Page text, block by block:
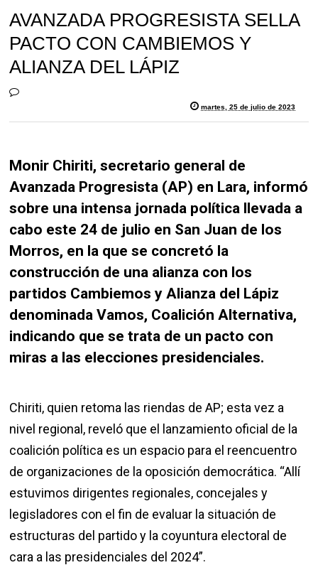
AVANZADA PROGRESISTA SELLA
PACTO CON CAMBIEMOS Y
ALIANZA DEL LÁPIZ
martes, 25 de julio de 2023
Monir Chiriti, secretario general de
Avanzada Progresista (AP) en Lara, informó
sobre una intensa jornada política llevada a
cabo este 24 de julio en San Juan de los
Morros, en la que se concretó la
construcción de una alianza con los
partidos Cambiemos y Alianza del Lápiz
denominada Vamos, Coalición Alternativa,
indicando que se trata de un pacto con
miras a las elecciones presidenciales.
Chiriti, quien retoma las riendas de AP; esta vez a
nivel regional, reveló que el lanzamiento oficial de la
coalición política es un espacio para el reencuentro
de organizaciones de la oposición democrática. “Allí
estuvimos dirigentes regionales, concejales y
legisladores con el fin de evaluar la situación de
estructuras del partido y la coyuntura electoral de
cara a las presidenciales del 2024”.